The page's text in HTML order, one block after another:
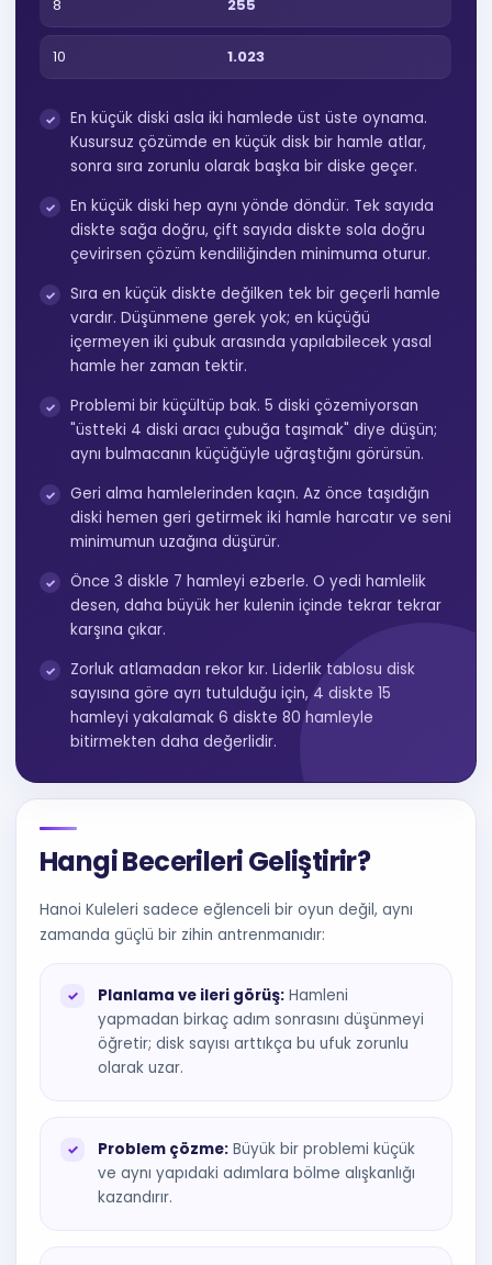
8 255
10 1.023
En küçük diski asla iki hamlede üst üste oynama.
Kusursuz çözümde en küçük disk bir hamle atlar,
sonra sıra zorunlu olarak başka bir diske geçer.
En küçük diski hep aynı yönde döndür. Tek sayıda
diskte sağa doğru, çift sayıda diskte sola doğru
çevirirsen çözüm kendiliğinden minimuma oturur.
Sıra en küçük diskte değilken tek bir geçerli hamle
vardır. Düşünmene gerek yok; en küçüğü
içermeyen iki çubuk arasında yapılabilecek yasal
hamle her zaman tektir.
Problemi bir küçültüp bak. 5 diski çözemiyorsan
"üstteki 4 diski aracı çubuğa taşımak" diye düşün;
aynı bulmacanın küçüğüyle uğraştığını görürsün.
Geri alma hamlelerinden kaçın. Az önce taşıdığın
diski hemen geri getirmek iki hamle harcatır ve seni
minimumun uzağına düşürür.
Önce 3 diskle 7 hamleyi ezberle. O yedi hamlelik
desen, daha büyük her kulenin içinde tekrar tekrar
karşına çıkar.
Zorluk atlamadan rekor kır. Liderlik tablosu disk
sayısına göre ayrı tutulduğu için, 4 diskte 15
hamleyi yakalamak 6 diskte 80 hamleyle
bitirmekten daha değerlidir.
Hangi Becerileri Geliştirir?
Hanoi Kuleleri sadece eğlenceli bir oyun değil, aynı
zamanda güçlü bir zihin antrenmanıdır:
Planlama ve ileri görüş: Hamleni
yapmadan birkaç adım sonrasını düşünmeyi
öğretir; disk sayısı arttıkça bu ufuk zorunlu
olarak uzar.
Problem çözme: Büyük bir problemi küçük
ve aynı yapıdaki adımlara bölme alışkanlığı
kazandırır.